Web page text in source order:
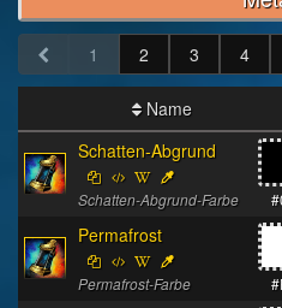
1 2 3 4
Name
Schatten-Abgrund
Schatten-Abgrund-Farbe
Permafrost
Permafrost-Farbe